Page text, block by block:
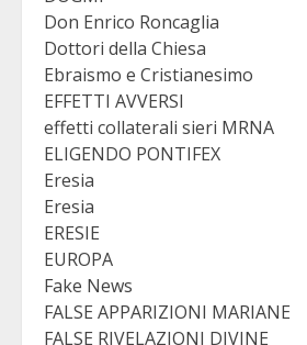
Don Enrico Roncaglia
Dottori della Chiesa
Ebraismo e Cristianesimo
EFFETTI AVVERSI
effetti collaterali sieri MRNA
ELIGENDO PONTIFEX
Eresia
Eresia
ERESIE
EUROPA
Fake News
FALSE APPARIZIONI MARIANE
FALSE RIVELAZIONI DIVINE